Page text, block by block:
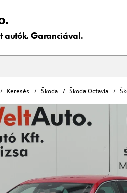
autók. Garanciával.
Keresés Škoda Škoda Octavia